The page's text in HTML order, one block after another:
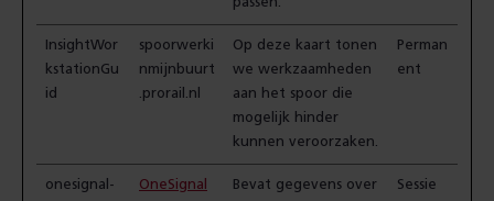
InsightWor
kstationGu
id
spoorwerki
nmijnbuurt
.prorail.nl
Op deze kaart tonen
we werkzaamheden
aan het spoor die
mogelijk hinder
kunnen veroorzaken.
Perman
ent
onesignal-
OneSignal
Bevat gegevens over
Sessie